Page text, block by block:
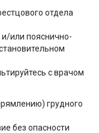
отдела
или пояснично-
с врачом
грудного
без опасности